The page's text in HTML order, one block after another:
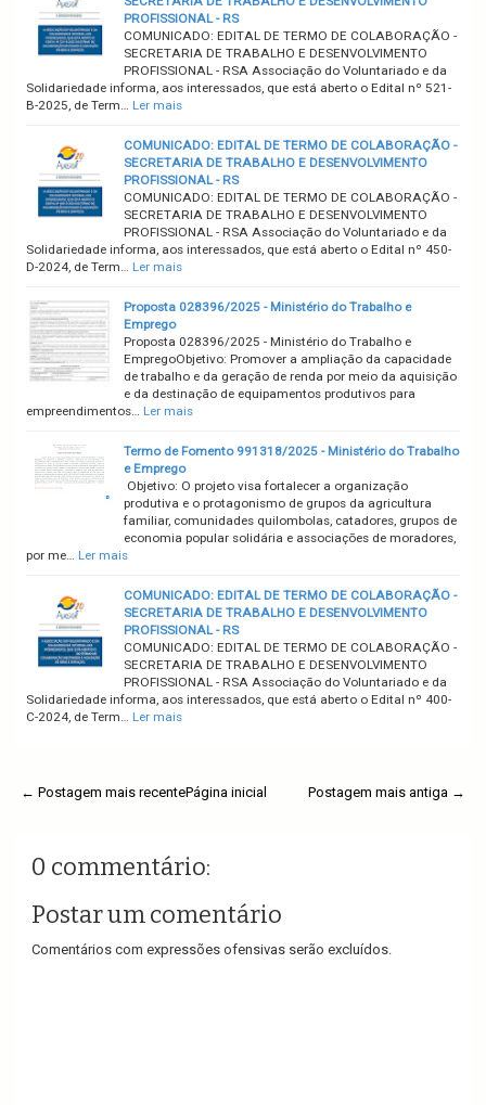
PROFISSIONAL - RS
COMUNICADO: EDITAL DE TERMO DE COLABORAÇÃO -
SECRETARIA DE TRABALHO E DESENVOLVIMENTO
PROFISSIONAL - RSA Associação do Voluntariado e da
Solidariedade informa, aos interessados, que está aberto o Edital nº 521-
B-2025, de Term… Ler mais
COMUNICADO: EDITAL DE TERMO DE COLABORAÇÃO -
SECRETARIA DE TRABALHO E DESENVOLVIMENTO
PROFISSIONAL - RS
COMUNICADO: EDITAL DE TERMO DE COLABORAÇÃO -
SECRETARIA DE TRABALHO E DESENVOLVIMENTO
PROFISSIONAL - RSA Associação do Voluntariado e da
Solidariedade informa, aos interessados, que está aberto o Edital nº 450-
D-2024, de Term… Ler mais
Proposta 028396/2025 - Ministério do Trabalho e
Emprego
Proposta 028396/2025 - Ministério do Trabalho e
EmpregoObjetivo: Promover a ampliação da capacidade
de trabalho e da geração de renda por meio da aquisição
e da destinação de equipamentos produtivos para
empreendimentos… Ler mais
Termo de Fomento 991318/2025 - Ministério do Trabalho
e Emprego
Objetivo: O projeto visa fortalecer a organização
produtiva e o protagonismo de grupos da agricultura
familiar, comunidades quilombolas, catadores, grupos de
economia popular solidária e associações de moradores,
por me… Ler mais
COMUNICADO: EDITAL DE TERMO DE COLABORAÇÃO -
SECRETARIA DE TRABALHO E DESENVOLVIMENTO
PROFISSIONAL - RS
COMUNICADO: EDITAL DE TERMO DE COLABORAÇÃO -
SECRETARIA DE TRABALHO E DESENVOLVIMENTO
PROFISSIONAL - RSA Associação do Voluntariado e da
Solidariedade informa, aos interessados, que está aberto o Edital nº 400-
C-2024, de Term… Ler mais
← Postagem mais recente Postagem mais antiga →
Página inicial
0 commentário:
Postar um comentário
Comentários com expressões ofensivas serão excluídos.